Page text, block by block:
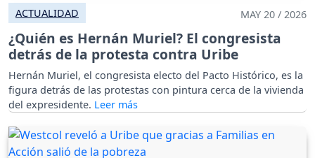
ACTUALIDAD MAY 20 / 2026
¿Quién es Hernán Muriel? El congresista
detrás de la protesta contra Uribe
Hernán Muriel, el congresista electo del Pacto Histórico, es la
figura detrás de las protestas con pintura cerca de la vivienda
del expresidente.